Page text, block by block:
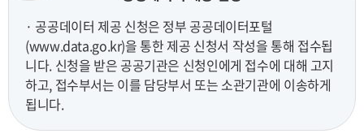
· 공공데이터 제공 신청은 정부 공공데이터포털
(www.data.go.kr)을 통한 제공 신청서 작성을 통해 접수됩
니다. 신청을 받은 공공기관은 신청인에게 접수에 대해 고지
하고, 접수부서는 이를 담당부서 또는 소관기관에 이송하게
됩니다.